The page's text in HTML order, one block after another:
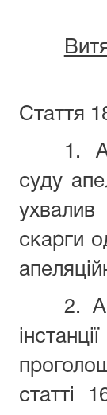
Стаття
1.
суду
ухвалив
скарги
2.
статті